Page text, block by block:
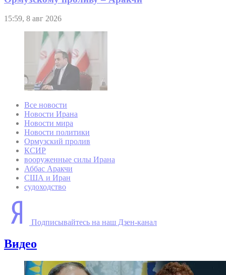
15:59, 8 авг 2026
Все новости
Новости Ирана
Новости мира
Новости политики
Ормузский пролив
КСИР
вооруженные силы Ирана
Аббас Аракчи
США и Иран
судоходство
Подписывайтесь на наш Дзен-канал
Видео